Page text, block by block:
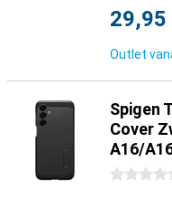
29,95
Outlet
Spigen
Cover
A16/
0 sterren